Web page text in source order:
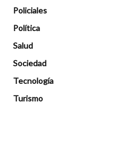
Policiales
Política
Salud
Sociedad
Tecnología
Turismo